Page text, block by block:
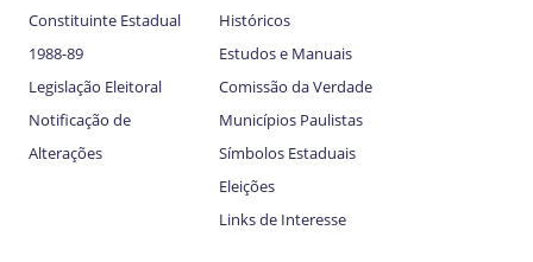
Constituinte Estadual
1988-89
Legislação Eleitoral
Notificação de
Alterações
Históricos
Estudos e Manuais
Comissão da Verdade
Municípios Paulistas
Símbolos Estaduais
Eleições
Links de Interesse